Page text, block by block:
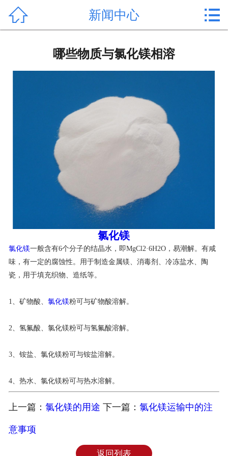
公司简介
氯化镁价格
作用用途
行业动态
联系我们
 新闻中心 
哪些物质与氯化镁相溶
氯化镁
氯化镁一般含有6个分子的结晶水，即MgCl2·6H2O，易潮解。有咸
味，有一定的腐蚀性。用于制造金属镁、消毒剂、冷冻盐水、陶
瓷，用于填充织物、造纸等。
1、矿物酸、 氯化镁粉可与矿物酸溶解。
2、氢氟酸、氯化镁粉可与氢氟酸溶解。
3、铵盐、氯化镁粉可与铵盐溶解。
4、热水、氯化镁粉可与热水溶解。
上一篇： 氯化镁的用途 下一篇： 氯化镁运输中的注
意事项
返回列表